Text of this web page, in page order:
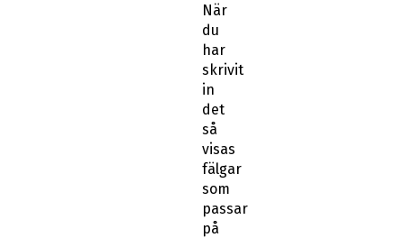
När
du
har
skrivit
in
det
så
visas
fälgar
som
passar
på